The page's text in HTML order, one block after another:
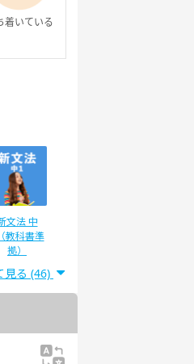
着いている
文法 中
教科書準
拠）
ーキング
テスト対策
見る (46)